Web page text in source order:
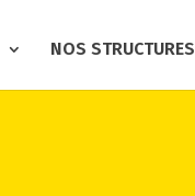
NOS STRUCTURES